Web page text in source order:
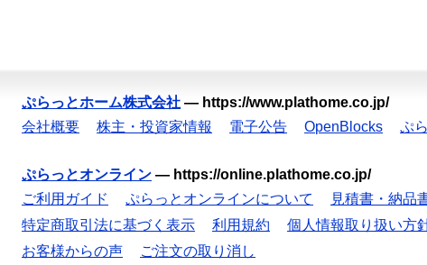
ぷらっとホーム株式会社 — https://www.plathome.co.jp/
会社概要
株主・投資家情報 電子公告 OpenBlocks ぷ
ぷらっとオンライン — https://online.plathome.co.jp/
ご利用ガイド
ぷらっとオンラインについて 見積書・納品
特定商取引法に基づく表示
利用規約 個人情報取り扱い方
お客様からの声
ご注文の取り消し